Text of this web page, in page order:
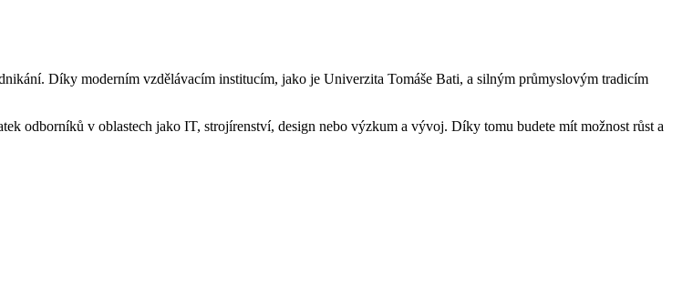
Díky moderním vzdělávacím institucím, jako je Univerzita Tomáše Bati, a silným průmyslovým tradicím
odborníků v oblastech jako IT, strojírenství, design nebo výzkum a vývoj. Díky tomu budete mít možnost růst a